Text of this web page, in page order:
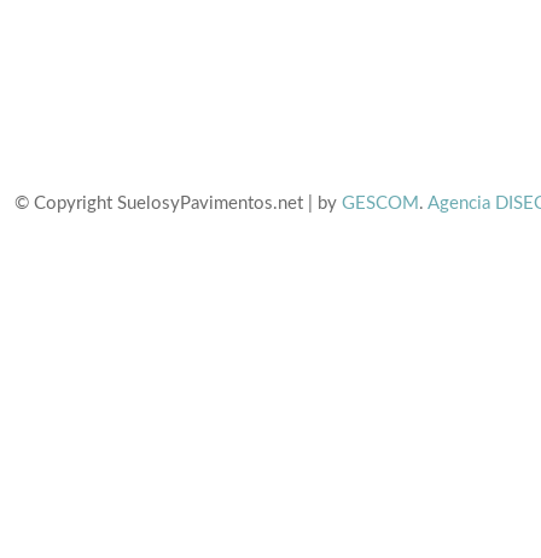
© Copyright SuelosyPavimentos.net | by GESCOM . Agencia